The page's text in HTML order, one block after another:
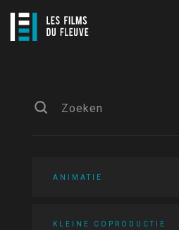
ANIMATIE
KLEINE COPRODUCTIE